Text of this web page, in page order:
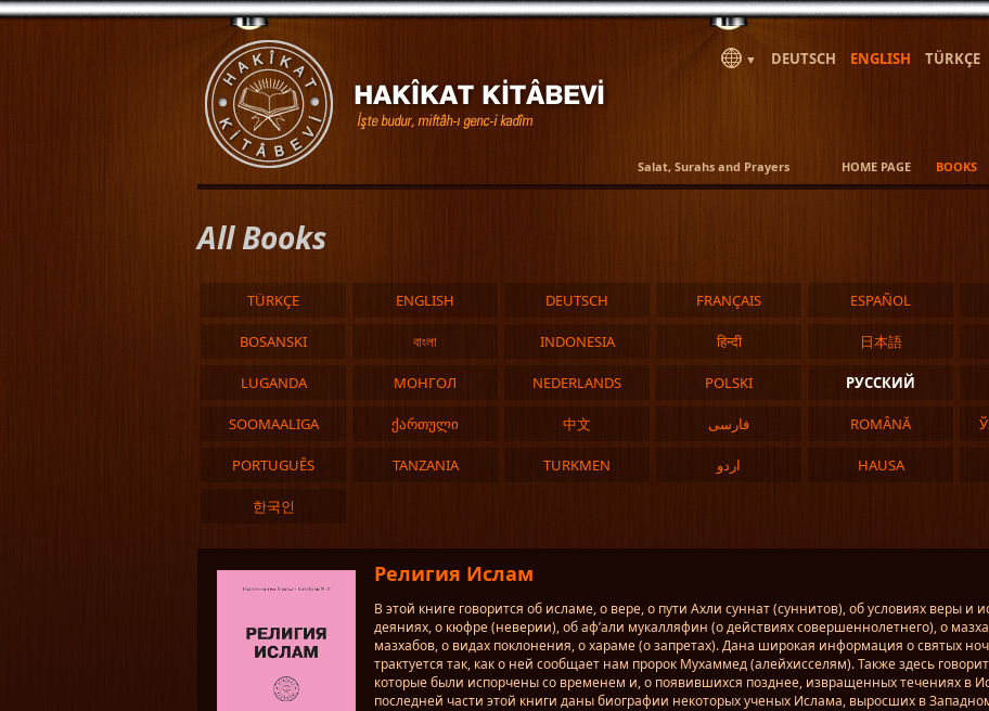
▼ DEUTSCH ENGLISH TÜRKÇE
Salat, Surahs and Prayers HOME PAGE BOOKS
All Books
TÜRKÇE ENGLISH DEUTSCH FRANÇAIS ESPAÑOL
BOSANSKI বাংলা INDONESIA हिन्दी 日本語
LUGANDA МОНГОЛ NEDERLANDS POLSKI РУССКИЙ
SOOMAALIGA ქართული 中文 فارسی ROMÂNĂ
PORTUGUÊS TANZANIA TURKMEN اردو HAUSA
한국인
Религия Ислам
В этой книге говорится об исламе, о вере, о пути Ахли суннат (суннитов), об условиях веры и
деяниях, о кюфре (неверии), об аф’али мукалляфин (о действиях совершеннолетнего), о
мазхабов, о видах поклонения, о хараме (о запретах). Дана широкая информация о святых
трактуется так, как о ней сообщает нам пророк Мухаммед (алейхисселям). Также здесь
которые были испорчены со временем и, о появившихся позднее, извращенных течениях в
последней части этой книги даны биографии некоторых ученых Ислама, выросших в